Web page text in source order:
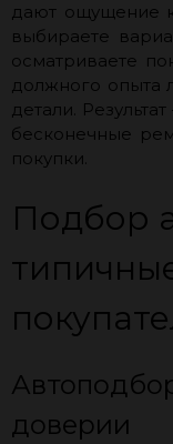
дают ощущение
выбираете
осматриваете
должного опыта
детали.
бесконечные
покупки.
Подбор
доверии